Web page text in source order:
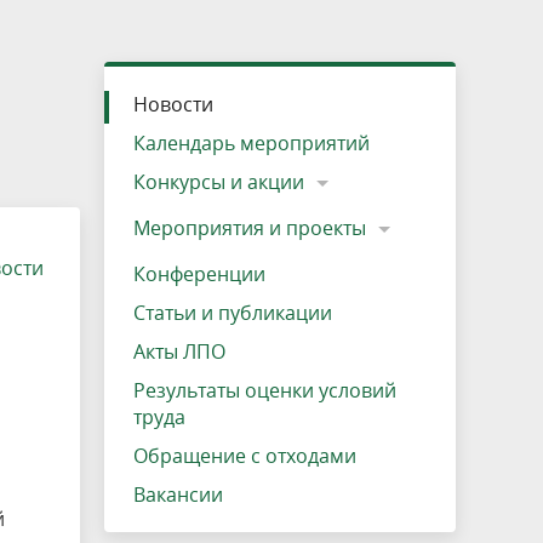
Озеро Плещеево
Вакансии
Экологические тропы и туристские
маршруты
Прокат велосипедов
Адрес, телефон, схема проезда
Результаты оценки условий труда
Интерактивная карта
Кадастр объектов животного мира, не
отнесенных к объектам охоты
Новости
Календарь мероприятий
Конкурсы и акции
Мероприятия и проекты
Конференции
Статьи и публикации
Акты ЛПО
Результаты оценки условий
труда
Обращение с отходами
Вакансии